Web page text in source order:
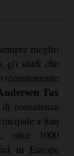
meglio
gli studi che
Tax
consulenza
a San
oltre 1000
in Europa